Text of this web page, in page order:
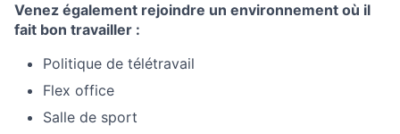
Venez également rejoindre un environnement où il
fait bon travailler :
Politique de télétravail
Flex office
Salle de sport